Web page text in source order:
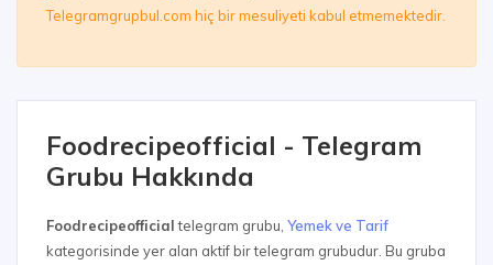
Telegramgrupbul.com hiç bir mesuliyeti kabul etmemektedir.
Foodrecipeofficial - Telegram
Grubu Hakkında
Foodrecipeofficialtelegram grubu, Yemek ve Tarif
kategorisinde yer alan aktif bir telegram grubudur. Bu gruba